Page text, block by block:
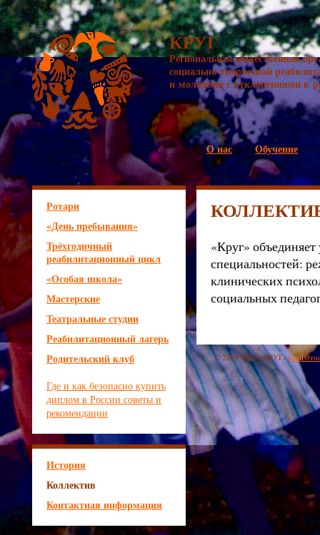
КРУГ
Региональная общественная
социально-творческой
и молодёжи с отклонениями в
О нас Обучение
Ротари
«День пребывания»
Трёхгодичный
реабилитационный цикл
«Особая школа»
Мастерские
Театральные студии
Реабилитационный лагерь
Родительский клуб
Где и как безопасно купить
диплом в России советы и
рекомендации
История
Коллектив
Контактная информация
«Круг»
специальностей:
клинических
социальных
© 2009 РОО «КРУГ»